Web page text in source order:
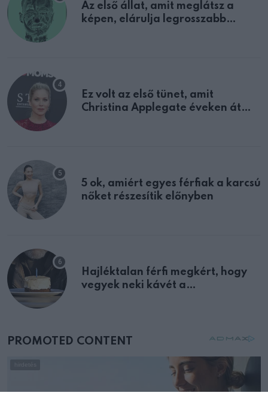
Az első állat, amit meglátsz a
képen, elárulja legrosszabb
Ez volt az első tünet, amit
Christina Applegate éveken át
5 ok, amiért egyes férfiak a karcsú
nőket részesítik előnyben
Hajléktalan férfi megkért, hogy
vegyek neki kávét a